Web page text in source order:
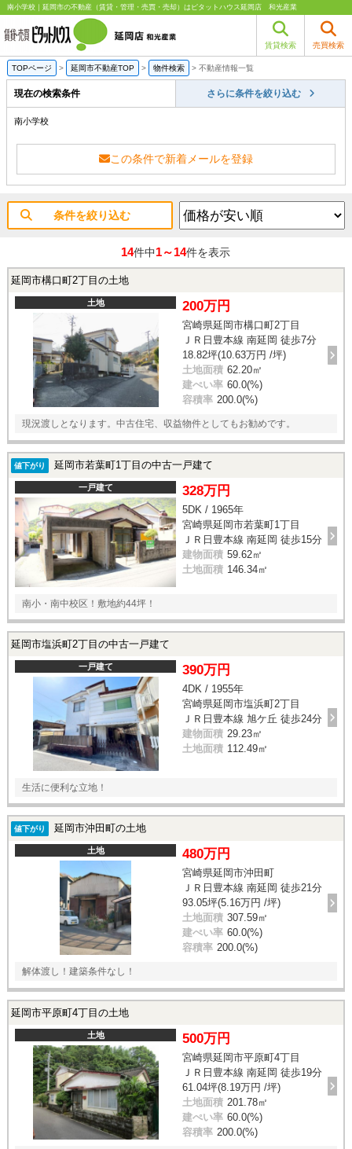
南小学校｜延岡市の不動産（賃貸・管理・売買・売却）はピタットハウス延岡店 和光産業
賃貸検索 売買検索
TOPページ > 延岡市不動産TOP > 物件検索 > 不動産情報一覧
現在の検索条件 さらに条件を絞り込む
南小学校
この条件で新着メールを登録
条件を絞り込む
14件中1～14件を表示
延岡市構口町2丁目の土地
土地 200万円
宮崎県延岡市構口町2丁目
ＪＲ日豊本線 南延岡 徒歩7分
18.82坪(10.63万円 /坪)
土地面積 62.20㎡
建ぺい率 60.0(%)
容積率 200.0(%)
現況渡しとなります。中古住宅、収益物件としてもお勧めです。
値下がり 延岡市若葉町1丁目の中古一戸建て
一戸建て 328万円
5DK / 1965年
宮崎県延岡市若葉町1丁目
ＪＲ日豊本線 南延岡 徒歩15分
建物面積 59.62㎡
土地面積 146.34㎡
南小・南中校区！敷地約44坪！
延岡市塩浜町2丁目の中古一戸建て
一戸建て 390万円
4DK / 1955年
宮崎県延岡市塩浜町2丁目
ＪＲ日豊本線 旭ケ丘 徒歩24分
建物面積 29.23㎡
土地面積 112.49㎡
生活に便利な立地！
値下がり 延岡市沖田町の土地
土地 480万円
宮崎県延岡市沖田町
ＪＲ日豊本線 南延岡 徒歩21分
93.05坪(5.16万円 /坪)
土地面積 307.59㎡
建ぺい率 60.0(%)
容積率 200.0(%)
解体渡し！建築条件なし！
延岡市平原町4丁目の土地
土地 500万円
宮崎県延岡市平原町4丁目
ＪＲ日豊本線 南延岡 徒歩19分
61.04坪(8.19万円 /坪)
土地面積 201.78㎡
建ぺい率 60.0(%)
容積率 200.0(%)